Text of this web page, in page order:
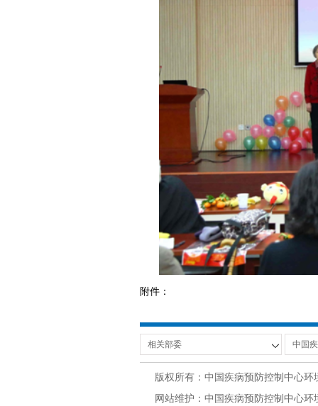
附件：
版权所有：中国疾病预防控制中心
网站维护：中国疾病预防控制中心